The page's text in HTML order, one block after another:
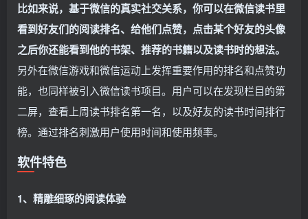
比如来说，基于微信的真实社交关系，你可以在微信读书里
看到好友们的阅读排名、给他们点赞，点击某个好友的头像
之后你还能看到他的书架、推荐的书籍以及读书时的想法。
另外在微信游戏和微信运动上发挥重要作用的排名和点赞功
能，也同样被引入微信读书项目。用户可以在发现栏目的第
二屏，查看上周读书排名第一名，以及好友的读书时间排行
榜。通过排名刺激用户使用时间和使用频率。
软件特色
1、精雕细琢的阅读体验